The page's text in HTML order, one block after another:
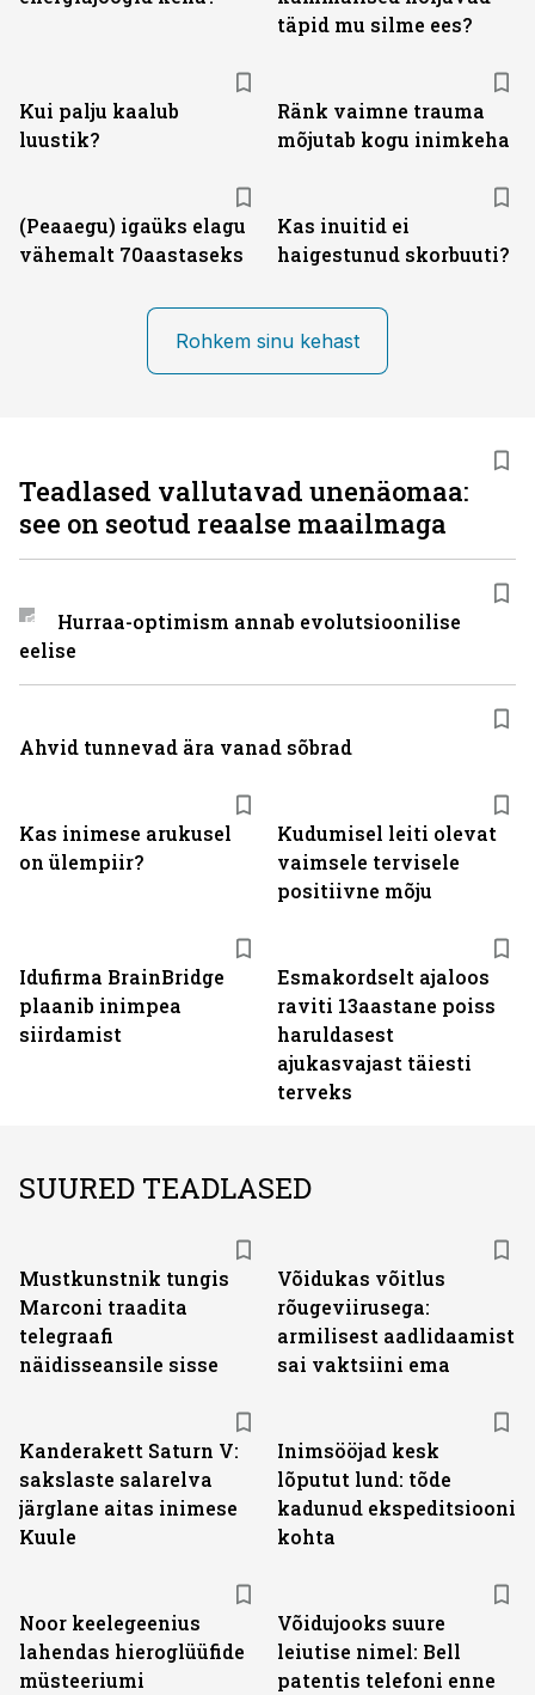
täpid mu silme ees?
Kui palju kaalub
luustik?
Ränk vaimne trauma
mõjutab kogu inimkeha
(Peaaegu) igaüks elagu
vähemalt 70aastaseks
Kas inuitid ei
haigestunud skorbuuti?
Rohkem sinu kehast
Kas inimese arukusel
on ülempiir?
Kudumisel leiti olevat
vaimsele tervisele
positiivne mõju
Idufirma BrainBridge
plaanib inimpea
siirdamist
Esmakordselt ajaloos
raviti 13aastane poiss
haruldasest
ajukasvajast täiesti
terveks
Teadlased vallutavad unenäomaa:
see on seotud reaalse maailmaga
Hurraa-optimism annab evolutsioonilise
eelise
Ahvid tunnevad ära vanad sõbrad
SUURED TEADLASED
Mustkunstnik tungis
Marconi traadita
telegraafi
näidisseansile sisse
Võidukas võitlus
rõugeviirusega:
armilisest aadlidaamist
sai vaktsiini ema
Kanderakett Saturn V:
sakslaste salarelva
järglane aitas inimese
Kuule
Inimsööjad kesk
lõputut lund: tõde
kadunud ekspeditsiooni
kohta
Noor keelegeenius
lahendas hieroglüüfide
müsteeriumi
Võidujooks suure
leiutise nimel: Bell
patentis telefoni enne